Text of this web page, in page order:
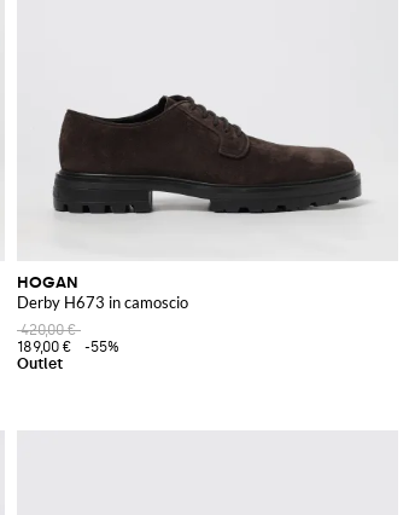
HOGAN
Derby H673 in camoscio
420,00 €
189,00 €
-55%